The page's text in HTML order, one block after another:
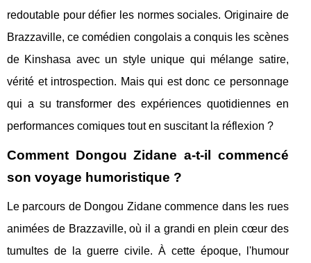
redoutable pour défier les normes sociales. Originaire de
Brazzaville, ce comédien congolais a conquis les scènes
de Kinshasa avec un style unique qui mélange satire,
vérité et introspection. Mais qui est donc ce personnage
qui a su transformer des expériences quotidiennes en
performances comiques tout en suscitant la réflexion ?
Comment Dongou Zidane a-t-il commencé
son voyage humoristique ?
Le parcours de Dongou Zidane commence dans les rues
animées de Brazzaville, où il a grandi en plein cœur des
tumultes de la guerre civile. À cette époque, l'humour